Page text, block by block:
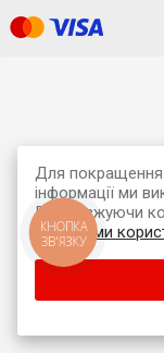
Для покращення
інформації ми
Продовжуючи
зумовами
КНОПКА
ЗВ'ЯЗКУ